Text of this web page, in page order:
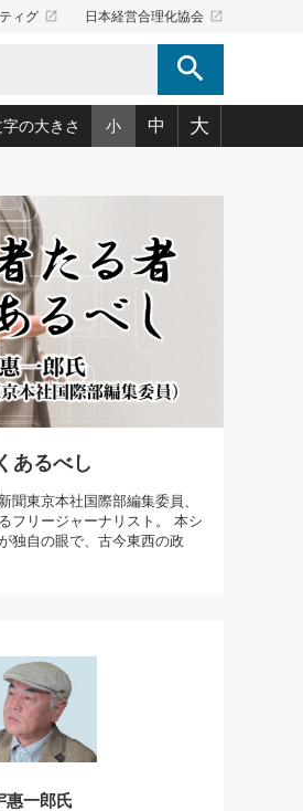
ィグ launch 日本経営合理化協会 launch
search
もっとみる
か・ら・だマネジメント」
術(180)
学(98)
"』(157)
ビュー(44)
ース(100)
えいむぎょうあん)(166)
(76)
・耳学・磨く「ミミガク」のすすめ
の大きさ 小 中 大
あるべし
聞東京本社国際部編集委員、
フリージャーナリスト。 本シ
独自の眼で、古今東西の政
惠一郎氏